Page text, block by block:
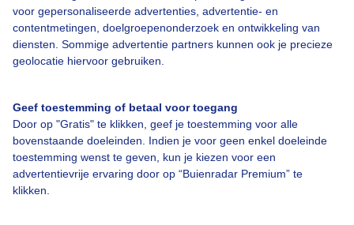
voor gepersonaliseerde advertenties, advertentie- en
contentmetingen, doelgroepenonderzoek en ontwikkeling van
diensten. Sommige advertentie partners kunnen ook je precieze
geolocatie hiervoor gebruiken.
Geef toestemming of betaal voor toegang
Door op "Gratis" te klikken, geef je toestemming voor alle
bovenstaande doeleinden. Indien je voor geen enkel doeleinde
toestemming wenst te geven, kun je kiezen voor een
advertentievrije ervaring door op “Buienradar Premium” te
klikken.
Over Buienradar
Bedrijfsgegevens
Veelgestelde vragen
Contact
Toegankelijkheid